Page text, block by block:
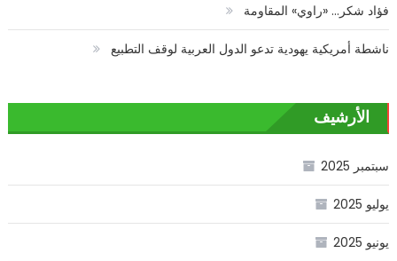
فؤاد شكر… «راوي» المقاومة
ناشطة أمريكية يهودية تدعو الدول العربية لوقف التطبيع
الأرشيف
سبتمبر 2025
يوليو 2025
يونيو 2025